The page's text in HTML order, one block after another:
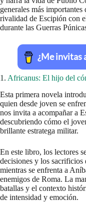
generales más importantes
rivalidad de Escipión con
durante las Guerras
1. Africanus: El hijo del
Esta primera novela
quien desde joven se
nos invita a acompañar a
descubriendo cómo el
brillante estratega militar.
En este libro, los lectores
decisiones y los
mientras se enfrenta a
enemigos de Roma. La
batallas y el contexto
de intensidad y emoción.